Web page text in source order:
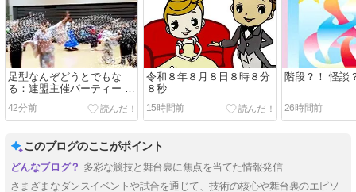
足型なんぞどうとでもな
る：連盟主催パーティー @
ノビノスホール 2026/8/8
42分前
令和８年８月８日８時８分
８秒
15時間前
階段？！ 怪談
26時間前
このブログのここがポイント
多彩な競技と舞台裏に焦点を当てた情報発信
さまざまなダンスイベントや試合を通じて、技術の核心や舞台裏のエピソ